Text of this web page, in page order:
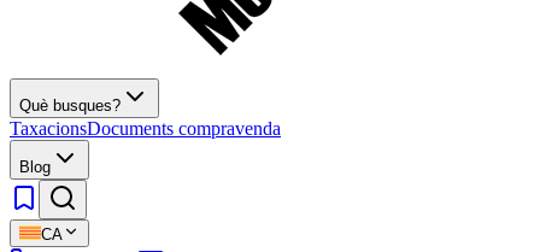
Què busques?
TaxacionsDocuments compravenda
Blog
CA